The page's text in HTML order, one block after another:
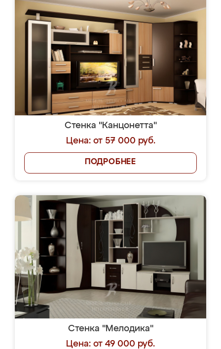
Стенка "Канцонетта"
Цена: от 57 000 руб.
ПОДРОБНЕЕ
Стенка "Мелодика"
Цена: от 49 000 руб.